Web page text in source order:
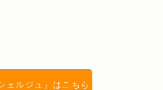
ェルジュ」はこちら